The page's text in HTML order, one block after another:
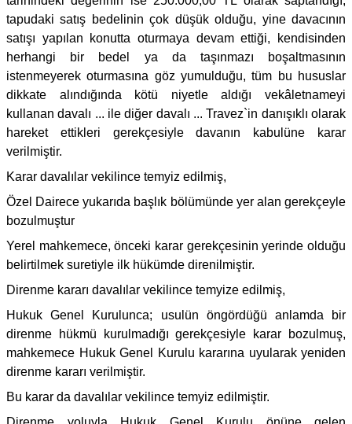
tapudaki satış bedelinin çok düşük olduğu, yine davacının
satışı yapılan konutta oturmaya devam ettiği, kendisinden
herhangi bir bedel ya da taşınmazı boşaltmasının
istenmeyerek oturmasına göz yumulduğu, tüm bu hususlar
dikkate alındığında kötü niyetle aldığı vekâletnameyi
kullanan davalı ... ile diğer davalı ... Travez`in danışıklı olarak
hareket ettikleri gerekçesiyle davanın kabulüne karar
verilmiştir.
Karar davalılar vekilince temyiz edilmiş,
Özel Dairece yukarıda başlık bölümünde yer alan gerekçeyle
bozulmuştur
Yerel mahkemece, önceki karar gerekçesinin yerinde olduğu
belirtilmek suretiyle ilk hükümde direnilmiştir.
Direnme kararı davalılar vekilince temyize edilmiş,
Hukuk Genel Kurulunca; usulün öngördüğü anlamda bir
direnme hükmü kurulmadığı gerekçesiyle karar bozulmuş,
mahkemece Hukuk Genel Kurulu kararına uyularak yeniden
direnme kararı verilmiştir.
Bu karar da davalılar vekilince temyiz edilmiştir.